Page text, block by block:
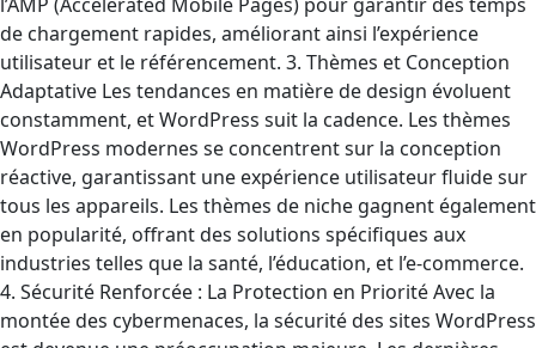
l’AMP (Accelerated Mobile Pages) pour garantir des temps
de chargement rapides, améliorant ainsi l’expérience
utilisateur et le référencement. 3. Thèmes et Conception
Adaptative Les tendances en matière de design évoluent
constamment, et WordPress suit la cadence. Les thèmes
WordPress modernes se concentrent sur la conception
réactive, garantissant une expérience utilisateur fluide sur
tous les appareils. Les thèmes de niche gagnent également
en popularité, offrant des solutions spécifiques aux
industries telles que la santé, l’éducation, et l’e-commerce.
4. Sécurité Renforcée : La Protection en Priorité Avec la
montée des cybermenaces, la sécurité des sites WordPress